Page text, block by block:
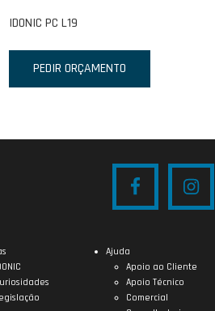
IDONIC PC L19
PEDIR ORÇAMENTO
Ajuda
Apoio ao Cliente
Apoio Técnico
Comercial